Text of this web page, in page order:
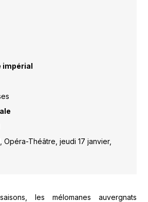
impérial
Opéra-Théâtre, jeudi 17 janvier,
les mélomanes auvergnats